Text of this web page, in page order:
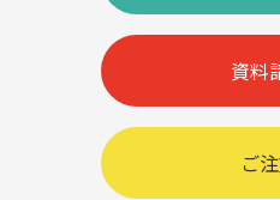
資料
ご